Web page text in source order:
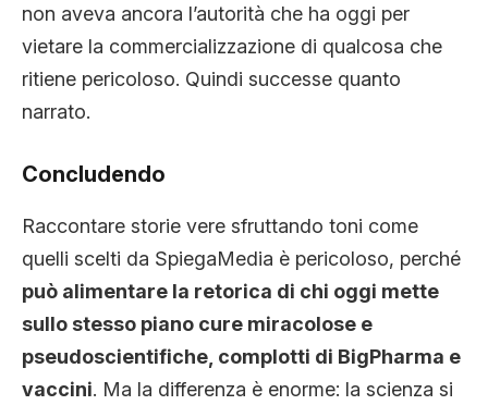
non aveva ancora l’autorità che ha oggi per
vietare la commercializzazione di qualcosa che
ritiene pericoloso. Quindi successe quanto
narrato.
Concludendo
Raccontare storie vere sfruttando toni come
quelli scelti da SpiegaMedia è pericoloso, perché
può alimentare la retorica di chi oggi mette
sullo stesso piano cure miracolose e
pseudoscientifiche, complotti di BigPharma e
vaccini. Ma la differenza è enorme: la scienza si